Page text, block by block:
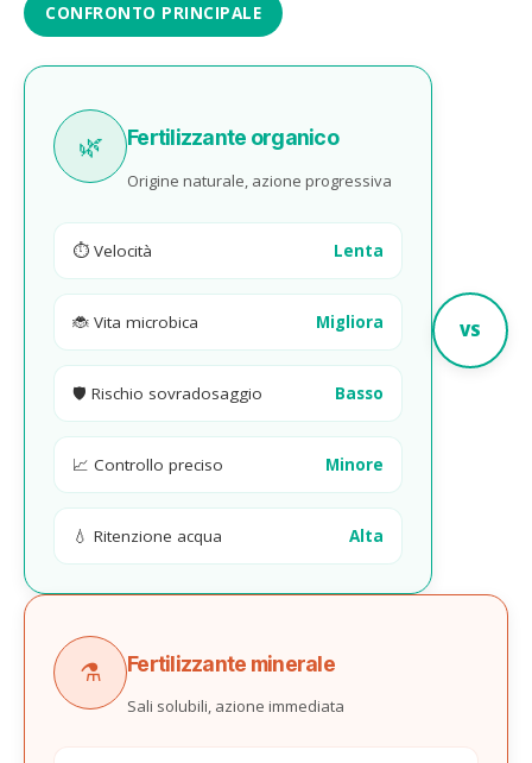
CONFRONTO PRINCIPALE
🌿 Fertilizzante organico
Origine naturale, azione progressiva
⏱️ Velocità Lenta
🐞 Vita microbica Migliora
🛡️ Rischio sovradosaggio Basso
📈 Controllo preciso Minore
💧 Ritenzione acqua Alta
VS
⚗️ Fertilizzante minerale
Sali solubili, azione immediata